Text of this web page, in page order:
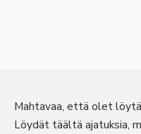
Mahtavaa, että olet
Löydät täältä ajatuksia,